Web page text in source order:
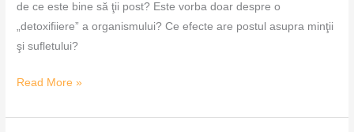
de ce este bine să ţii post? Este vorba doar despre o
„detoxifiiere” a organismului? Ce efecte are postul asupra minţii
şi sufletului?
Read More »